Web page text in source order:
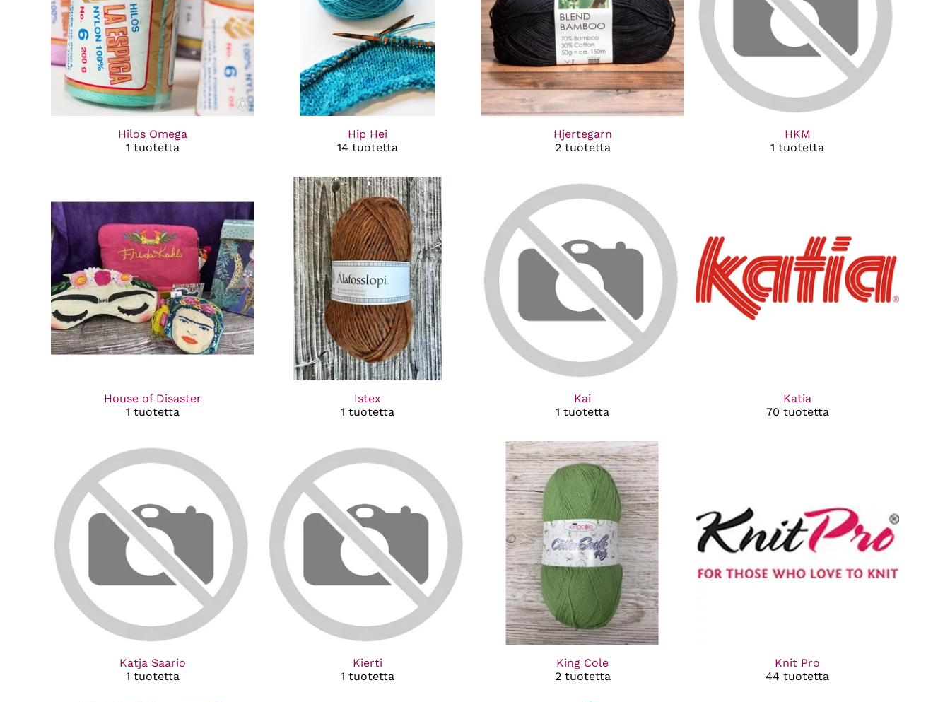
Hilos Omega
1 tuotetta
Hip Hei
14 tuotetta
Hjertegarn
2 tuotetta
HKM
1 tuotetta
House of Disaster
1 tuotetta
Istex
1 tuotetta
Kai
1 tuotetta
Katia
70 tuotetta
Katja Saario
1 tuotetta
Kierti
1 tuotetta
King Cole
2 tuotetta
Knit Pro
44 tuotetta